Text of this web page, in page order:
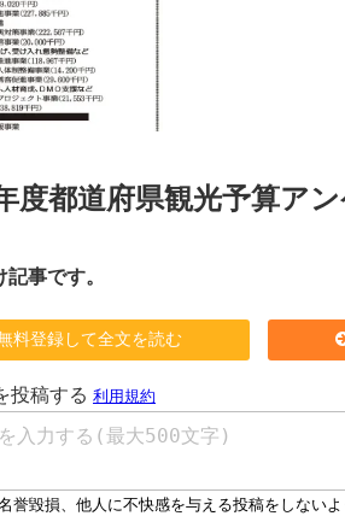
度都道府県観光予算アン
事です。
料登録して全文を読む